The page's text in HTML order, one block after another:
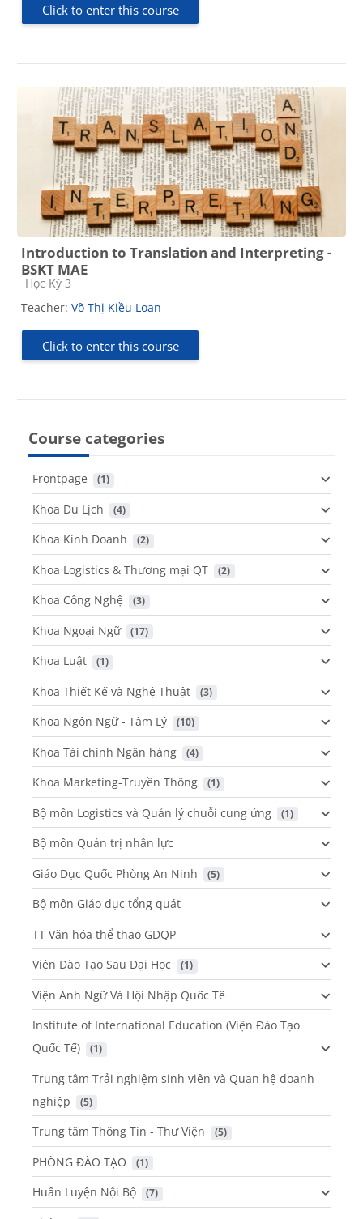
Click to enter this course
Introduction to Translation and Interpreting -
BSKT MAE
Course category
Học Kỳ 3
Teacher: Võ Thị Kiều Loan
Click to enter this course
Course categories
Frontpage (1)
Khoa Du Lịch (4)
Khoa Kinh Doanh (2)
Khoa Logistics & Thương mại QT (2)
Khoa Công Nghệ (3)
Khoa Ngoại Ngữ (17)
Khoa Luật (1)
Khoa Thiết Kế và Nghệ Thuật (3)
Khoa Ngôn Ngữ - Tâm Lý (10)
Khoa Tài chính Ngân hàng (4)
Khoa Marketing-Truyền Thông (1)
Bộ môn Logistics và Quản lý chuỗi cung ứng (1)
Bộ môn Quản trị nhân lực
Giáo Dục Quốc Phòng An Ninh
(5)
Bộ môn Giáo dục tổng quát
TT Văn hóa thể thao GDQP
Viện Đào Tạo Sau Đại Học
(1)
Viện Anh Ngữ Và Hội Nhập Quốc Tế
Institute of International Education (Viện Đào Tạo
Quốc Tế)
(1)
Trung tâm Trải nghiệm sinh viên và Quan hệ doanh
nghiệp
(5)
Trung tâm Thông Tin - Thư Viện (5)
PHÒNG ĐÀO TẠO (1)
Huấn Luyện Nội Bộ (7)